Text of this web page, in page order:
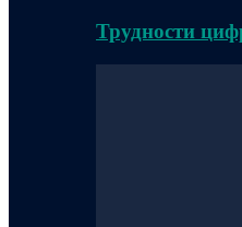
Трудности